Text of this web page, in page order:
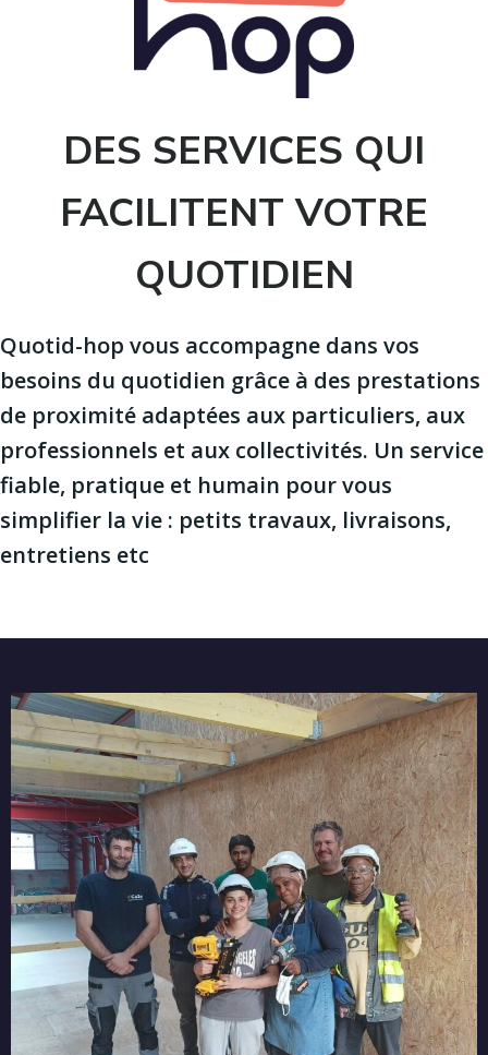
DES SERVICES QUI
FACILITENT VOTRE
QUOTIDIEN
Quotid-hop vous accompagne dans vos
besoins du quotidien grâce à des prestations
de proximité adaptées aux particuliers, aux
professionnels et aux collectivités. Un service
fiable, pratique et humain pour vous
simplifier la vie : petits travaux, livraisons,
entretiens etc